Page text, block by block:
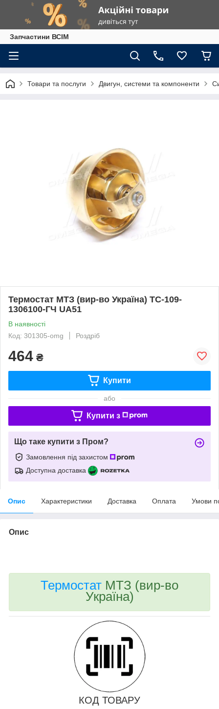
Запчастини ВСІМ
Товари та послуги Двигун, системи та компоненти
Термостат МТЗ (вир-во Україна) ТС-109-
1306100-ГЧ UA51
В наявності
Код: 301305-omg
Роздріб
464 ₴
Купити
або
Купити з
Що таке купити з Пром?
Замовлення під захистом
Доступна доставка
Опис Характеристики Доставка Оплата Умови
Опис
Термостат МТЗ (вир-во
Україна)
КОД ТОВАРУ